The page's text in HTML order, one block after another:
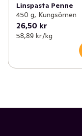
Linspasta Penne
450 g, Kungsörnen
26,50 kr
58,89 kr /kg